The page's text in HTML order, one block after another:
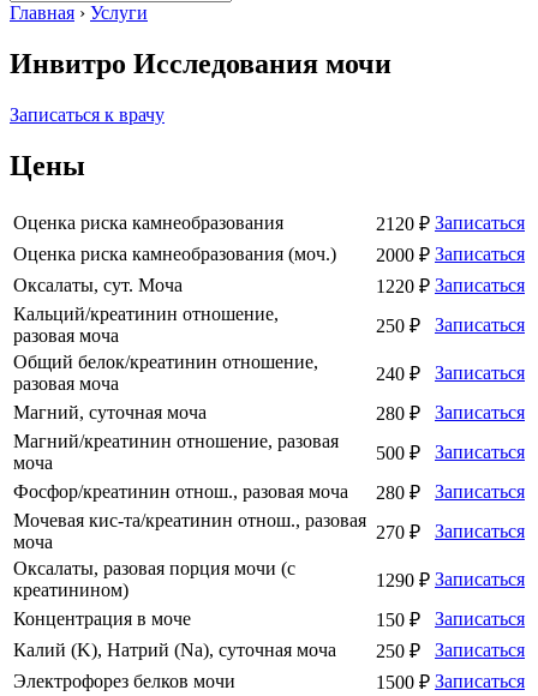
Главная › Услуги
Инвитро Исследования мочи
Записаться к врачу
Цены
Оценка риска камнеобразования 2120 ₽ Записаться
Оценка риска камнеобразования (моч.)
2000 ₽ Записаться
Оксалаты, сут. Моча
1220 ₽ Записаться
Кальций/креатинин отношение,
разовая моча
250 ₽
Записаться
Общий белок/креатинин отношение,
разовая моча
240 ₽
Записаться
Магний, суточная моча
280 ₽
Записаться
Магний/креатинин отношение, разовая
моча
500 ₽
Записаться
Фосфор/креатинин отнош., разовая моча
280 ₽
Записаться
Мочевая кис-та/креатинин отнош., разовая
моча
270 ₽
Записаться
Оксалаты, разовая порция мочи (с
креатинином)
1290 ₽ Записаться
Концентрация в моче
150 ₽
Записаться
Калий (K), Натрий (Na), суточная моча
250 ₽
Записаться
Электрофорез белков мочи
1500 ₽ Записаться